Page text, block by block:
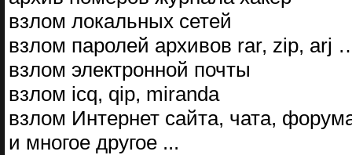
взлом локальных сетей
взлом паролей архивов rar, zip,
взлом электронной почты
взлом icq, qip, miranda
взлом Интернет сайта, чата,
и многое другое ...